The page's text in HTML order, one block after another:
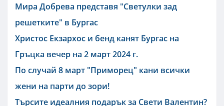
Мира Добрева представя "Светулки зад
решетките" в Бургас
Христос Екзархос и бенд канят Бургас на
Гръцка вечер на 2 март 2024 г.
По случай 8 март "Приморец" кани всички
жени на парти до зори!
Търсите идеалния подарък за Свети Валентин?